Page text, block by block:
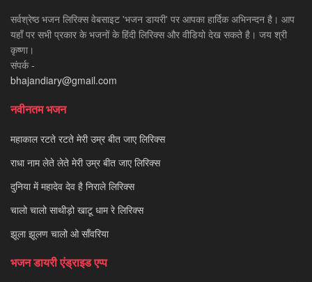
सर्वश्रेष्ठ भजन लिरिक्स वेबसाइट 'भजन डायरी' पर आपका हार्दिक अभिनन्दन है। आप
यहाँ पर सभी प्रकार के भजनों के हिंदी लिरिक्स और वीडियो देख सकते है। जय श्री
कृष्णा।
संपर्क -
bhajandiary@gmail.com
नवीनतम भजन
महाकाल रटते रटते मेरी उम्र बीत जाए लिरिक्स
राधा नाम लेते लेते मेरी उम्र बीत जाए लिरिक्स
दुनिया में महादेव देव है निराले लिरिक्स
चालो चालो साथीड़ो खाटू धाम रे लिरिक्स
झूला झूलण चालो ओ साँवरिया
भजन डायरी एंड्राइड एप्प